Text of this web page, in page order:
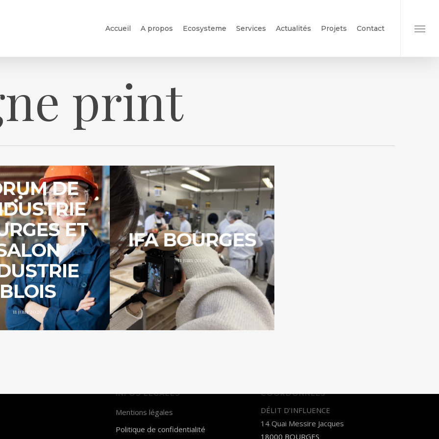
Accueil A propos Ecosysteme Services
Studio Event
Actualités Projets Contact Menu
print
DE
ET
BLOIS
11 juin 2026
IFA BOURGES
11 juin 2026
INFOS LÉGALES
Mentions légales
Politique de confidentialité
COORDONNÉES
DÉLIT D'INFLUENCE
14 Quai Messire Jacques
18000 BOURGES